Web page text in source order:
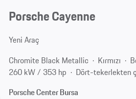
Porsche Cayenne
Yeni Araç
Chromite Black Metallic
Kırmızı
260 kW / 353 hp
Dört-tekerlekten
Porsche Center Bursa